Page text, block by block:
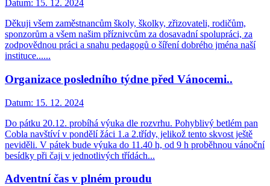
Datum: 15. 12. 2024
Děkuji všem zaměstnancům školy, školky, zřizovateli, rodičům,
sponzorům a všem našim příznivcům za dosavadní spolupráci, za
zodpovědnou práci a snahu pedagogů o šíření dobrého jména naší
instituce......
Organizace posledního týdne před Vánocemi..
Datum: 15. 12. 2024
Do pátku 20.12. probíhá výuka dle rozvrhu. Pohyblivý betlém pan
Cobla navštíví v pondělí žáci 1.a 2.třídy, jelikož tento skvost ještě
neviděli. V pátek bude výuka do 11.40 h, od 9 h proběhnou vánoční
besídky při čaji v jednotlivých třídách...
Adventní čas v plném proudu